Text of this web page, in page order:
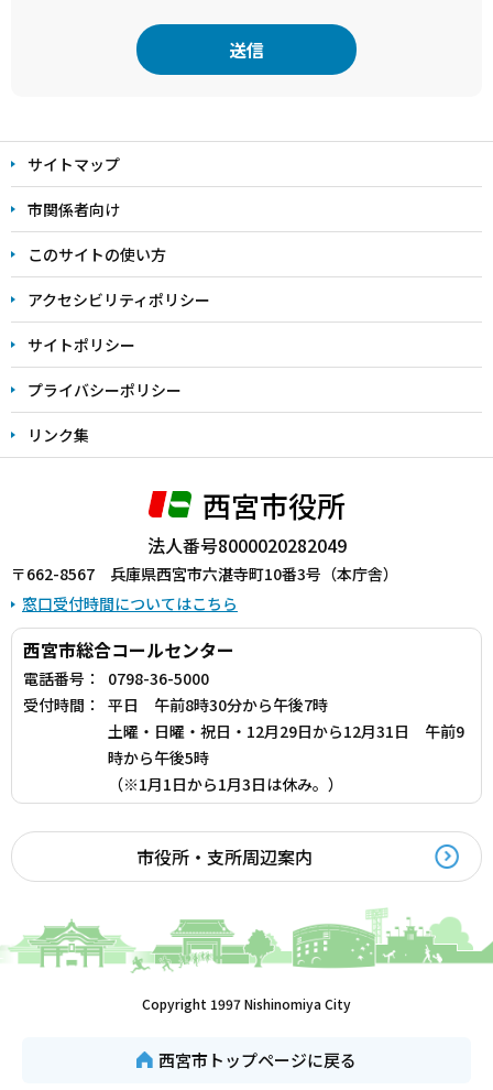
文
こ
こ
ま
で
サイトマップ
市関係者向け
このサイトの使い方
アクセシビリティポリシー
サイトポリシー
プライバシーポリシー
リンク集
西宮市役所
法人番号8000020282049
〒662-8567 兵庫県西宮市六湛寺町10番3号（本庁舎）
窓口受付時間についてはこちら
西宮市総合コールセンター
電話番号：
0798-36-5000
受付時間：
平日 午前8時30分から午後7時
土曜・日曜・祝日・12月29日から12月31日 午前9
時から午後5時
（※1月1日から1月3日は休み。）
市役所・支所周辺案内
Copyright 1997 Nishinomiya City
西宮市トップページに戻る